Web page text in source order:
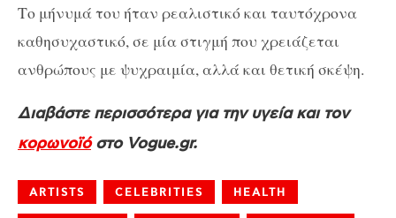
Το μήνυμά του ήταν ρεαλιστικό και ταυτόχρονα
καθησυχαστικό, σε μία στιγμή που χρειάζεται
ανθρώπους με ψυχραιμία, αλλά και θετική σκέψη.
Διαβάστε περισσότερα για την υγεία και τον
κορωνοϊόστο Vogue.gr.
ARTISTS CELEBRITIES HEALTH